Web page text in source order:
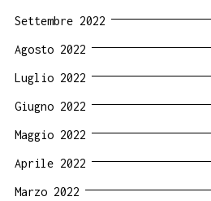
Settembre 2022
Agosto 2022
Luglio 2022
Giugno 2022
Maggio 2022
Aprile 2022
Marzo 2022